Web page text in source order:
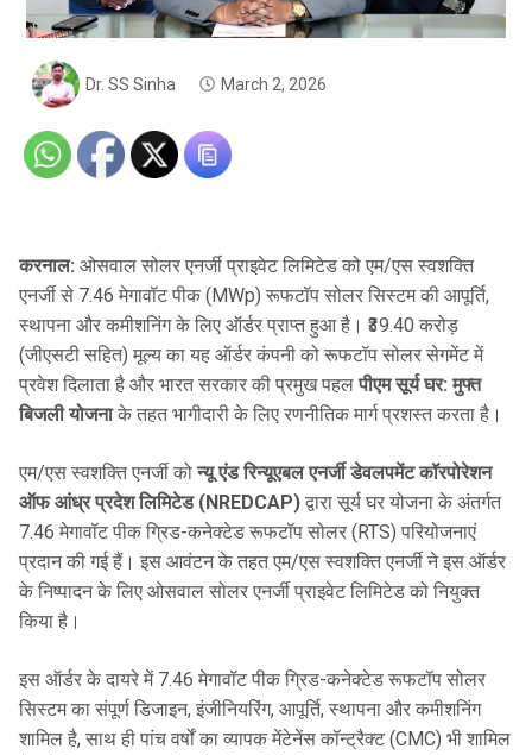
Dr. SS Sinha March 2, 2026
करनाल: ओसवाल सोलर एनर्जी प्राइवेट लिमिटेड को एम/एस स्वशक्ति
एनर्जी से 7.46 मेगावॉट पीक (MWp) रूफटॉप सोलर सिस्टम की आपूर्ति,
स्थापना और कमीशनिंग के लिए ऑर्डर प्राप्त हुआ है। ₹39.40 करोड़
(जीएसटी सहित) मूल्य का यह ऑर्डर कंपनी को रूफटॉप सोलर सेगमेंट में
प्रवेश दिलाता है और भारत सरकार की प्रमुख पहलपीएम सूर्य घर: मुफ्त
बिजली योजनाके तहत भागीदारी के लिए रणनीतिक मार्ग प्रशस्त करता है।
एम/एस स्वशक्ति एनर्जी कोन्यू एंड रिन्यूएबल एनर्जी डेवलपमेंट कॉरपोरेशन
ऑफ आंध्र प्रदेश लिमिटेड (NREDCAP) द्वारा सूर्य घर योजना के अंतर्गत
7.46 मेगावॉट पीक ग्रिड-कनेक्टेड रूफटॉप सोलर (RTS) परियोजनाएं
प्रदान की गई हैं। इस आवंटन के तहत एम/एस स्वशक्ति एनर्जी ने इस ऑर्डर
के निष्पादन के लिए ओसवाल सोलर एनर्जी प्राइवेट लिमिटेड को नियुक्त
किया है।
इस ऑर्डर के दायरे में 7.46 मेगावॉट पीक ग्रिड-कनेक्टेड रूफटॉप सोलर
सिस्टम का संपूर्ण डिजाइन, इंजीनियरिंग, आपूर्ति, स्थापना और कमीशनिंग
शामिल है, साथ ही पांच वर्षों का व्यापक मेंटेनेंस कॉन्ट्रैक्ट (CMC) भी शामिल